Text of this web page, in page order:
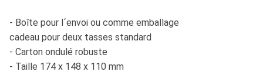
- Boîte pour l´envoi ou comme emballage
cadeau pour deux tasses standard
- Carton ondulé robuste
- Taille 174 x 148 x 110 mm